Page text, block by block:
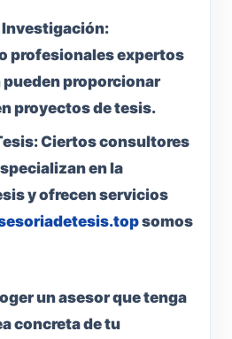
profesionales expertos
proporcionar
proyectos de tesis.
Ciertos consultores
en la
y ofrecen servicios
somos
un asesor que tenga
concreta de tu